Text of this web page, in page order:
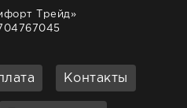
Трейд»
Контакты